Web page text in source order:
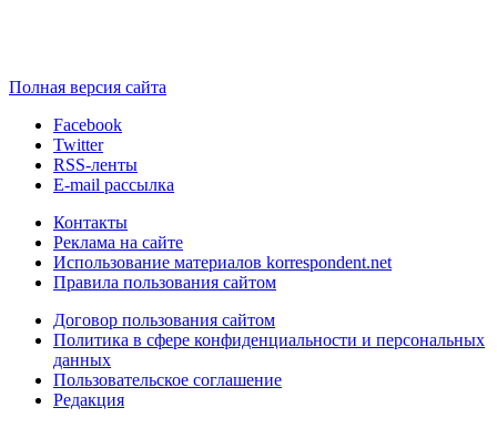
Полная версия сайта
Facebook
Twitter
RSS-ленты
E-mail рассылка
Контакты
Реклама на сайте
Использование материалов korrespondent.net
Правила пользования сайтом
Договор пользования сайтом
Политика в сфере конфиденциальности и персональных
данных
Пользовательское соглашение
Редакция